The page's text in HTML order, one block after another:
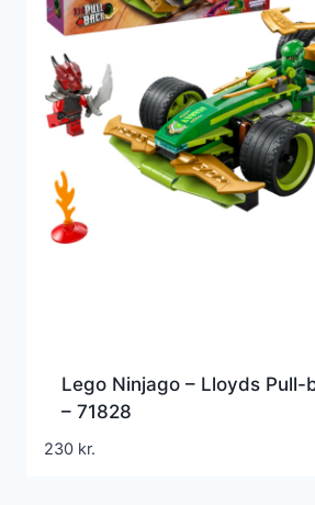
Lego Ninjago – Lloyds Pull-
– 71828
230 kr.